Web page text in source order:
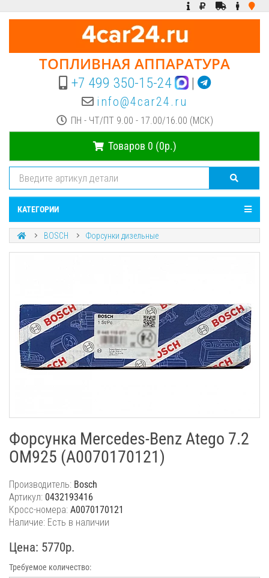
ТОПЛИВНАЯ АППАРАТУРА
+7 499 350-15-24 |
info@4car24.ru
ПН - ЧТ/ПТ 9.00 - 17.00/16.00 (МСК)
Товаров 0 (0р.)
КАТЕГОРИИ
BOSCH Форсунки дизельные
Форсунка Mercedes-Benz Atego 7.2
OM925 (A0070170121)
Производитель: Bosch
Артикул: 0432193416
Кросс-номера: A0070170121
Наличие: Есть в наличии
Цена: 5770р.
Требуемое количество: